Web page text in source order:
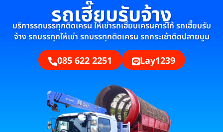
รถเฮี๊ยบรับจ้าง
บริการรถบรรทุกติดเครน ให้เช่ารถเฮี๊ยบเครนคาร์โก้ รถเฮี๊ยบรับ
จ้าง รถบรรทุกให้เช่า รถบรรทุกติดเครน รถกระเช้าติดปลายบูม
085 622 2251 Lay1239